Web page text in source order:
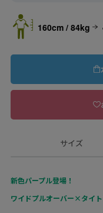
160cm / 84kg
サイズ
新色パープル登場！
ワイドプルオーバー×タイ